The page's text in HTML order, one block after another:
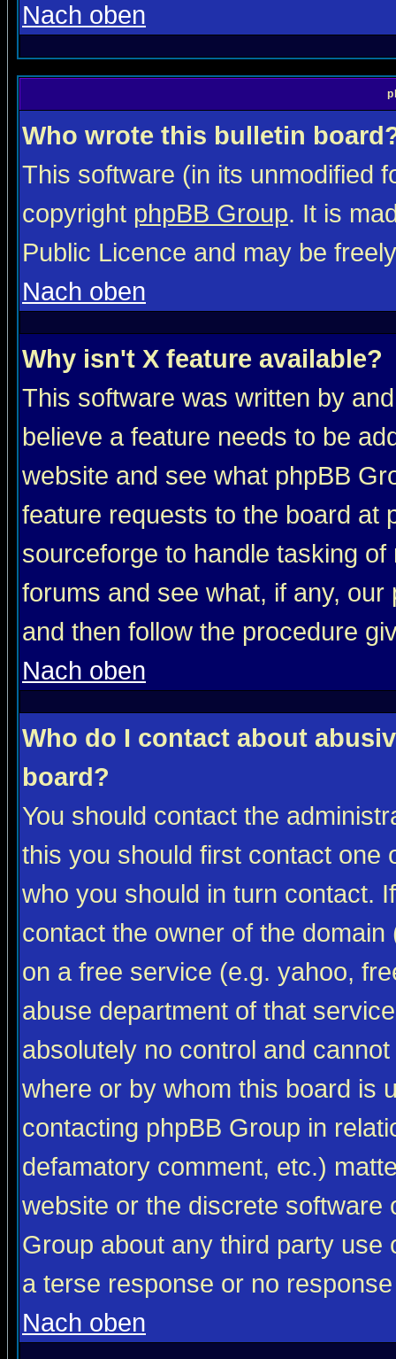
Nach oben
Who wrote this bulletin
This software (in its unmodified
copyright phpBB Group. It is
Public Licence and may be
Nach oben
Why isn't X feature available?
This software was written by
believe a feature needs to be
website and see what phpBB
feature requests to the board at
sourceforge to handle tasking
forums and see what, if any,
and then follow the procedure
Nach oben
Who do I contact about
board?
You should contact the
this you should first contact one
who you should in turn contact.
contact the owner of the
on a free service (e.g. yahoo,
abuse department of that
absolutely no control and
where or by whom this board is
contacting phpBB Group in
defamatory comment, etc.)
website or the discrete software
Group about any third party
a terse response or no
Nach oben